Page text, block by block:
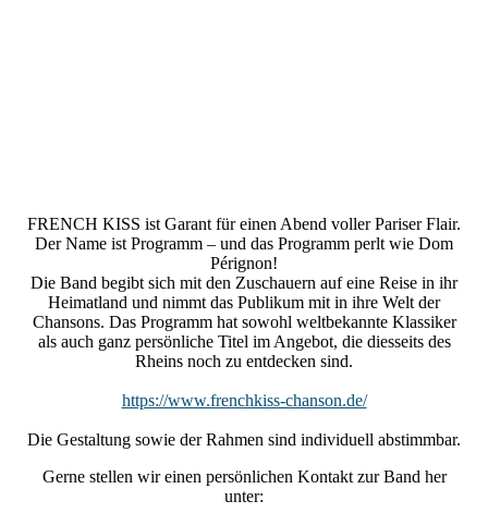
FRENCH KISS ist Garant für einen Abend voller Pariser Flair.
Der Name ist Programm – und das Programm perlt wie Dom
Pérignon!
Die Band begibt sich mit den Zuschauern auf eine Reise in ihr
Heimatland und nimmt das Publikum mit in ihre Welt der
Chansons. Das Programm hat sowohl weltbekannte Klassiker
als auch ganz persönliche Titel im Angebot, die diesseits des
Rheins noch zu entdecken sind.
https://www.frenchkiss-chanson.de/
Die Gestaltung sowie der Rahmen sind individuell abstimmbar.
Gerne stellen wir einen persönlichen Kontakt zur Band her
unter: